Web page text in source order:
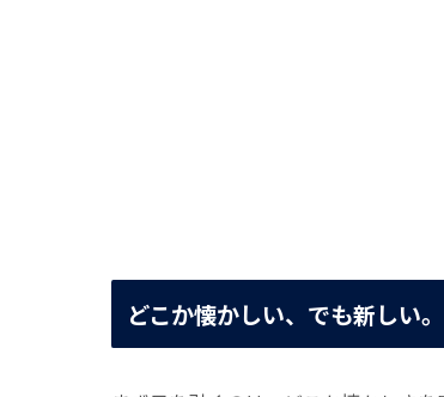
どこか懐かしい、でも新しい